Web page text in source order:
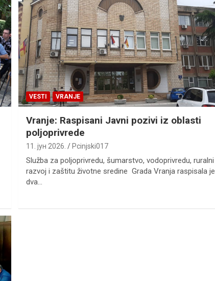
VESTI VRANJE
Vranje: Raspisani Javni pozivi iz oblasti
poljoprivrede
11. јун 2026. Pcinjski017
Služba za poljoprivredu, šumarstvo, vodoprivredu, ruralni
razvoj i zaštitu životne sredine Grada Vranja raspisala je
dva…